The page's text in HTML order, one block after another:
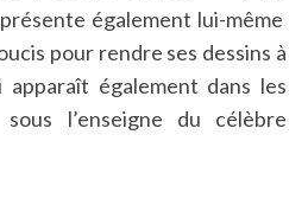
également lui-même
pour rendre ses dessins à
également dans les
l’enseigne du célèbre